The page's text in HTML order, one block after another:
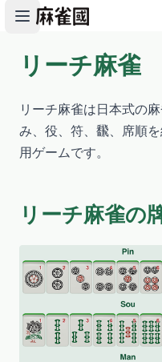
ゲームを開始
リーチ麻雀
リーチ麻雀は日本式の
み、役、符、飜、席順
用ゲームです。
リーチ麻雀の